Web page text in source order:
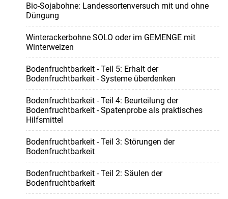
Bio-Sojabohne: Landessortenversuch mit und ohne
Düngung
Winterackerbohne SOLO oder im GEMENGE mit
Winterweizen
Bodenfruchtbarkeit - Teil 5: Erhalt der
Bodenfruchtbarkeit - Systeme überdenken
Bodenfruchtbarkeit - Teil 4: Beurteilung der
Bodenfruchtbarkeit - Spatenprobe als praktisches
Hilfsmittel
Bodenfruchtbarkeit - Teil 3: Störungen der
Bodenfruchtbarkeit
Bodenfruchtbarkeit - Teil 2: Säulen der
Bodenfruchtbarkeit